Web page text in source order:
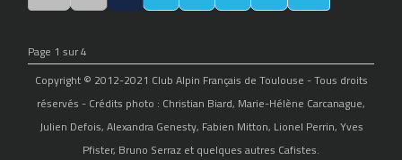
Page 1 sur 4
Copyright © 2012-2021 Club Alpin Français de Toulouse - Tous droits
réservés - Crédits photo : Christian Biard, Marie-Hélène Carcanague,
Julien Defois, Alexandra Genesty, Fabien Mitton, Lionel Perrin, Yves
Pfister, Bruno Serraz et quelques autres Cafistes.